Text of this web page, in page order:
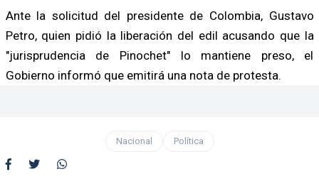
Ante la solicitud del presidente de Colombia, Gustavo
Petro, quien pidió la liberación del edil acusando que la
"jurisprudencia de Pinochet" lo mantiene preso, el
Gobierno informó que emitirá una nota de protesta.
Nacional Política